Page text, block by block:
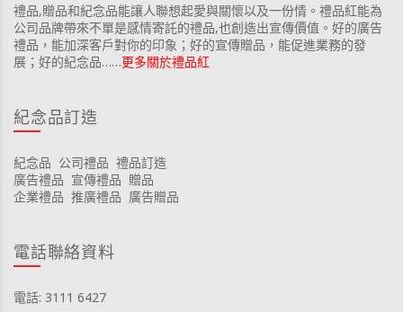
禮品,贈品和紀念品能讓人聯想起愛與關懷以及一份情。禮品紅能為
公司品牌帶來不單是感情寄託的禮品,也創造出宣傳價值。好的廣告
禮品，能加深客戶對你的印象；好的宣傳贈品，能促進業務的發
展；好的紀念品……更多關於禮品紅
紀念品訂造
紀念品 公司禮品 禮品訂造
廣告禮品 宣傳禮品 贈品
企業禮品 推廣禮品 廣告贈品
電話聯絡資料
電話: 3111 6427